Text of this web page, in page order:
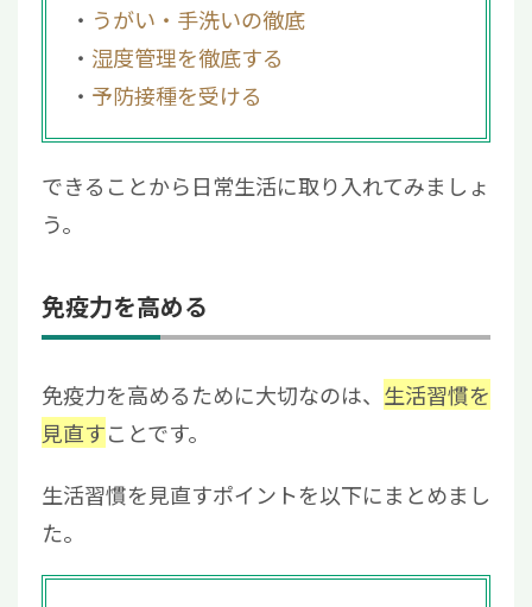
うがい・手洗いの徹底
湿度管理を徹底する
予防接種を受ける
できることから日常生活に取り入れてみましょ
う。
免疫力を高める
免疫力を高めるために大切なのは、 生活習慣を
見直すことです。
生活習慣を見直すポイントを以下にまとめまし
た。